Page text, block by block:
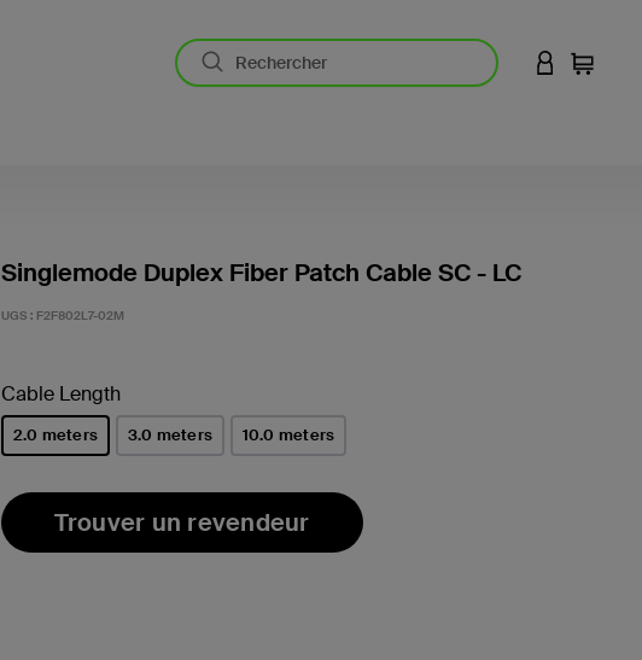
Panier
Singlemode Duplex Fiber Patch Cable SC - LC
UGS : F2F802L7-02M
Cable Length
2.0 meters 3.0 meters 10.0 meters
Trouver un revendeur